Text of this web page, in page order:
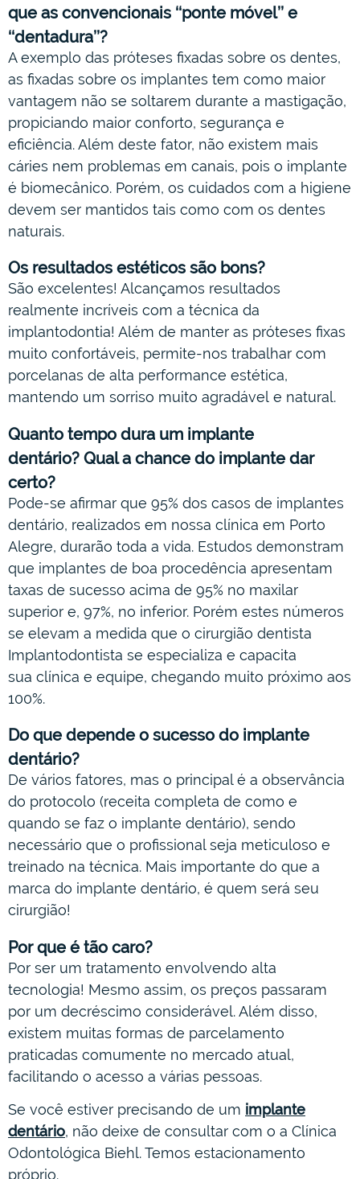
que as convencionais ‘‘ponte móvel’’ e
‘‘dentadura’’?
A exemplo das próteses fixadas sobre os dentes,
as fixadas sobre os implantes tem como maior
vantagem não se soltarem durante a mastigação,
propiciando maior conforto, segurança e
eficiência. Além deste fator, não existem mais
cáries nem problemas em canais, pois o implante
é biomecânico. Porém, os cuidados com a higiene
devem ser mantidos tais como com os dentes
naturais.
Os resultados estéticos são bons?
São excelentes! Alcançamos resultados
realmente incríveis com a técnica da
implantodontia! Além de manter as próteses fixas
muito confortáveis, permite-nos trabalhar com
porcelanas de alta performance estética,
mantendo um sorriso muito agradável e natural.
Quanto tempo dura um implante
dentário? Qual a chance do implante dar
certo?
Pode-se afirmar que 95% dos casos de implantes
dentário, realizados em nossa clínica em Porto
Alegre, durarão toda a vida. Estudos demonstram
que implantes de boa procedência apresentam
taxas de sucesso acima de 95% no maxilar
superior e, 97%, no inferior. Porém estes números
se elevam a medida que o cirurgião dentista
Implantodontista se especializa e capacita
sua clínica e equipe, chegando muito próximo aos
100%.
Do que depende o sucesso do implante
dentário?
De vários fatores, mas o principal é a observância
do protocolo (receita completa de como e
quando se faz o implante dentário), sendo
necessário que o profissional seja meticuloso e
treinado na técnica. Mais importante do que a
marca do implante dentário, é quem será seu
cirurgião!
Por que é tão caro?
Por ser um tratamento envolvendo alta
tecnologia! Mesmo assim, os preços passaram
por um decréscimo considerável. Além disso,
existem muitas formas de parcelamento
praticadas comumente no mercado atual,
facilitando o acesso a várias pessoas.
Se você estiver precisando de um implante
dentário, não deixe de consultar com o a Clínica
Odontológica Biehl. Temos estacionamento
próprio.